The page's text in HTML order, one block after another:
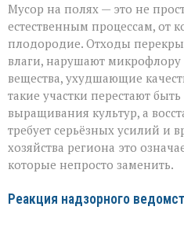
Мусор на полях — это не
естественным процессам, от
плодородие. Отходы
влаги, нарушают микрофлору
вещества, ухудшающие
такие участки перестают
выращивания культур, а
требует серьёзных усилий и
хозяйства региона это
которые непросто заменить.
Реакция надзорного